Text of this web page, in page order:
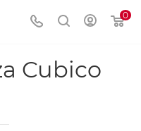
0
Cubico